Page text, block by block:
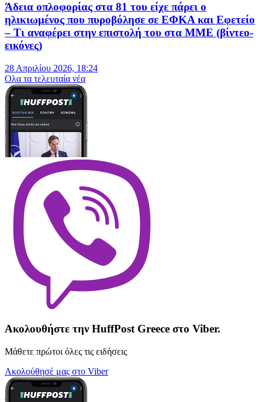
Άδεια οπλοφορίας στα 81 του είχε πάρει ο
ηλικιωμένος που πυροβόλησε σε ΕΦΚΑ και Εφετείο
– Τι αναφέρει στην επιστολή του στα ΜΜΕ (βίντεο-
εικόνες)
28 Απριλίου 2026, 18:24
Oλα τα τελευταία νέα
Ακολουθήστε την HuffPost Greece στο Viber.
Μάθετε πρώτοι όλες τις ειδήσεις
Ακολούθησέ μας στο Viber